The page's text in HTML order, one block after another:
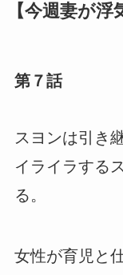
【今週妻が
第７話
スヨンは引き
イライラする
る。
女性が育児と